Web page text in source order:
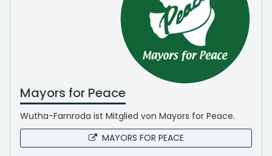
Mayors for Peace
Wutha-Farnroda ist Mitglied von Mayors for Peace.
MAYORS FOR PEACE